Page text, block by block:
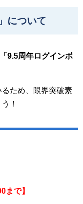
について
「 9.5周年ログインボ
ため、限界突破素
！
まで】